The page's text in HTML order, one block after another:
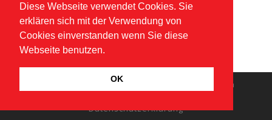
Diese Webseite verwendet Cookies. Sie
erklären sich mit der Verwendung von
Cookies einverstanden wenn Sie diese
Webseite benutzen.
OK
Klaus Gagel
Alle Rechte vorbehalten
Datenschutzerklärung